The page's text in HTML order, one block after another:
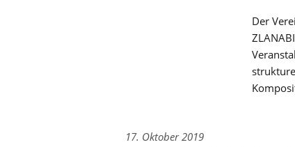
Der
17. Oktober 2019